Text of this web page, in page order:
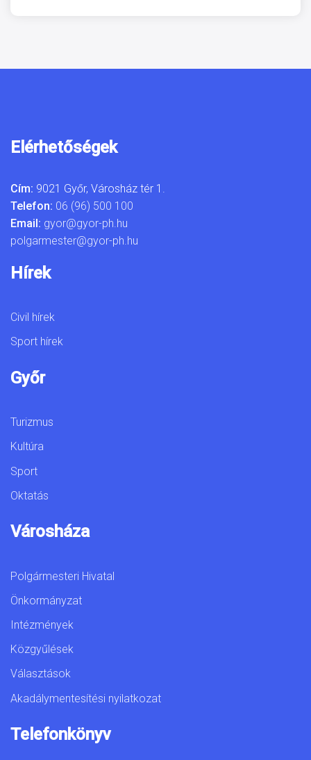
Elérhetőségek
Cím: 9021 Győr, Városház tér 1.
Telefon: 06 (96) 500 100
Email: gyor@gyor-ph.hu
polgarmester@gyor-ph.hu
Hírek
Civil hírek
Sport hírek
Győr
Turizmus
Kultúra
Sport
Oktatás
Városháza
Polgármesteri Hivatal
Önkormányzat
Intézmények
Közgyűlések
Választások
Akadálymentesítési nyilatkozat
Telefonkönyv